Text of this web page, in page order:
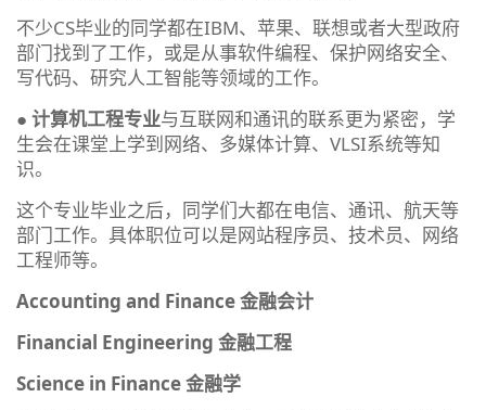
不少CS毕业的同学都在IBM、苹果、联想或者大型政府
部门找到了工作，或是从事软件编程、保护网络安全、
写代码、研究人工智能等领域的工作。
● 计算机工程专业与互联网和通讯的联系更为紧密，学
生会在课堂上学到网络、多媒体计算、VLSI系统等知
识。
这个专业毕业之后，同学们大都在电信、通讯、航天等
部门工作。具体职位可以是网站程序员、技术员、网络
工程师等。
Accounting and Finance 金融会计
Financial Engineering 金融工程
Science in Finance 金融学